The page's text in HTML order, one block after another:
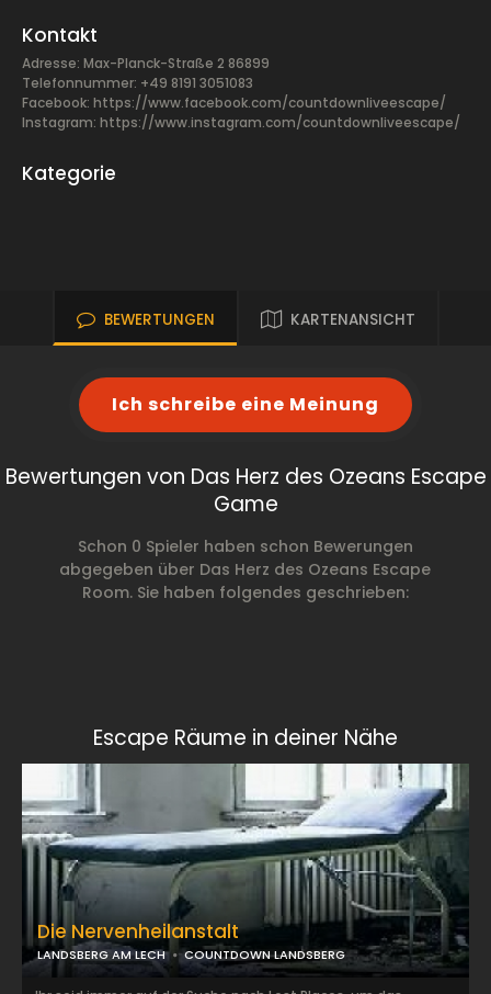
Kontakt
Adresse: Max-Planck-Straße 2 86899
Telefonnummer: +49 8191 3051083
Facebook: https://www.facebook.com/countdownliveescape/
Instagram: https://www.instagram.com/countdownliveescape/
Kategorie
BEWERTUNGEN KARTENANSICHT
Ich schreibe eine Meinung
Bewertungen von Das Herz des Ozeans Escape
Game
Schon 0 Spieler haben schon Bewerungen
abgegeben über Das Herz des Ozeans Escape
Room. Sie haben folgendes geschrieben:
Escape Räume in deiner Nähe
Die Nervenheilanstalt
LANDSBERG AM LECH COUNTDOWN LANDSBERG